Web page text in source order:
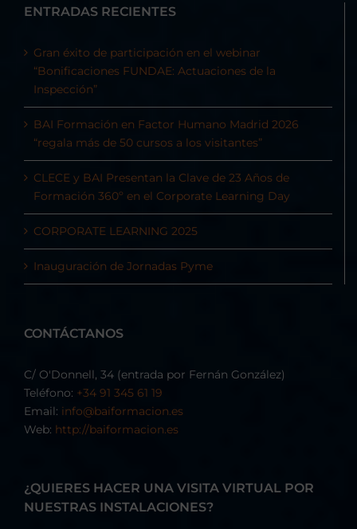
ENTRADAS RECIENTES
Gran éxito de participación en el webinar
“Bonificaciones FUNDAE: Actuaciones de la
Inspección”
BAI Formación en Factor Humano Madrid 2026
“regala más de 50 cursos a los visitantes”
CLECE y BAI Presentan la Clave de 23 Años de
Formación 360º en el Corporate Learning Day
CORPORATE LEARNING 2025
Inauguración de Jornadas Pyme
CONTÁCTANOS
C/ O'Donnell, 34 (entrada por Fernán González)
Teléfono: +34 91 345 61 19
Email: info@baiformacion.es
Web: http://baiformacion.es
¿QUIERES HACER UNA VISITA VIRTUAL POR
NUESTRAS INSTALACIONES?